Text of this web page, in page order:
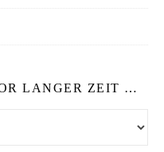
LANGER ZEIT …